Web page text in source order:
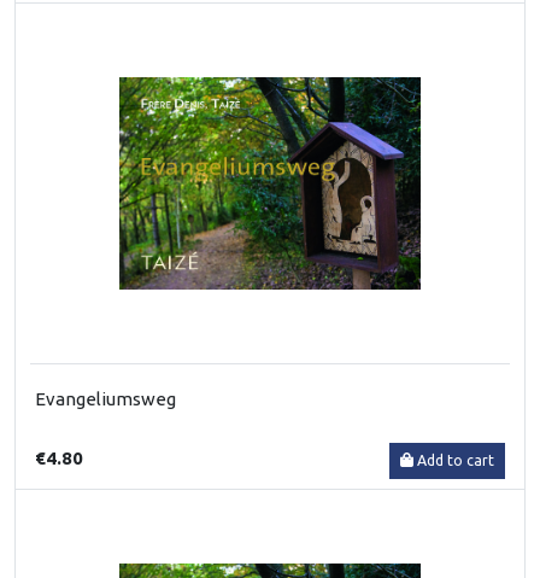
Evangeliumsweg
€4.80 Add to cart